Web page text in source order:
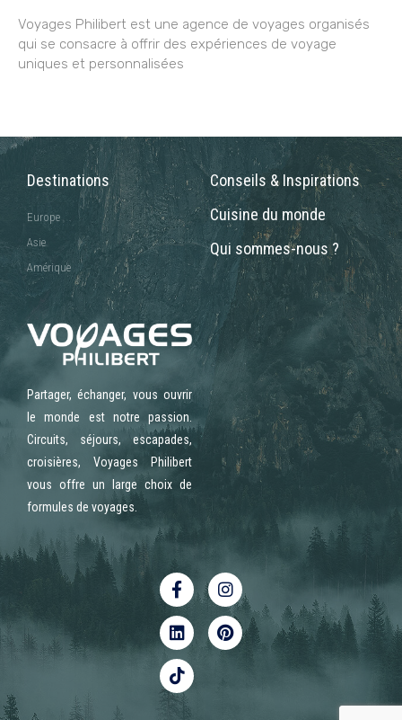
Voyages Philibert est une agence de voyages organisés
qui se consacre à offrir des expériences de voyage
uniques et personnalisées
Destinations
Europe
Asie
Amérique
Conseils & Inspirations
Cuisine du monde
Qui sommes-nous ?
Partager, échanger, vous ouvrir
le monde est notre passion.
Circuits, séjours, escapades,
croisières, Voyages Philibert
vous offre un large choix de
formules de voyages.